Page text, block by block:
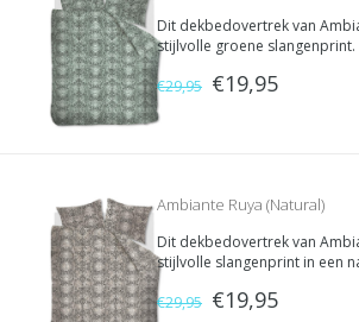
Dit dekbedovertrek van
stijlvolle groene slangenprint.
100% katoen en heeft een
€29,95 €19,95
Ambiante Ruya (Natural)
Dit dekbedovertrek van
stijlvolle slangenprint in een
gemaakt van 100% katoen en
instopstrook.
€29,95 €19,95